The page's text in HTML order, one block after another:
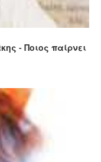
- Ποιος παίρνει